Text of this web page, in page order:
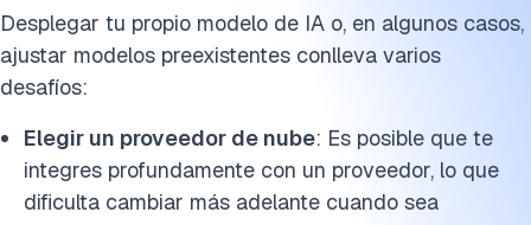
Desplegar tu propio modelo de IA o, en algunos casos,
ajustar modelos preexistentes conlleva varios
desafíos:
Elegir un proveedor de nube: Es posible que te
integres profundamente con un proveedor, lo que
dificulta cambiar más adelante cuando sea